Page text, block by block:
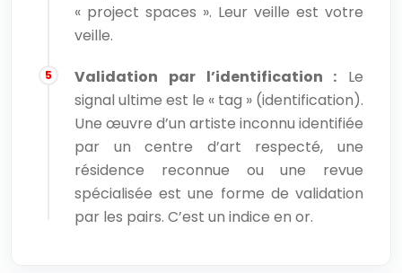
« project spaces ». Leur veille est votre
veille.
Validation par l’identification : Le
signal ultime est le « tag » (identification).
Une œuvre d’un artiste inconnu identifiée
par un centre d’art respecté, une
résidence reconnue ou une revue
spécialisée est une forme de validation
par les pairs. C’est un indice en or.